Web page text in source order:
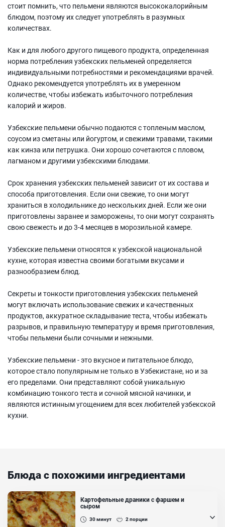
стоит помнить, что пельмени являются высококалорийным
блюдом, поэтому их следует употреблять в разумных
количествах.
Как и для любого другого пищевого продукта, определенная
норма потребления узбекских пельменей определяется
индивидуальными потребностями и рекомендациями врачей.
Однако рекомендуется употреблять их в умеренном
количестве, чтобы избежать избыточного потребления
калорий и жиров.
Узбекские пельмени обычно подаются с топленым маслом,
соусом из сметаны или йогуртом, и свежими травами, такими
как кинза или петрушка. Они хорошо сочетаются с пловом,
лагманом и другими узбекскими блюдами.
Срок хранения узбекских пельменей зависит от их состава и
способа приготовления. Если они свежие, то они могут
храниться в холодильнике до нескольких дней. Если же они
приготовлены заранее и заморожены, то они могут сохранять
свою свежесть и до 3-4 месяцев в морозильной камере.
Узбекские пельмени относятся к узбекской национальной
кухне, которая известна своими богатыми вкусами и
разнообразием блюд.
Секреты и тонкости приготовления узбекских пельменей
могут включать использование свежих и качественных
продуктов, аккуратное складывание теста, чтобы избежать
разрывов, и правильную температуру и время приготовления,
чтобы пельмени были сочными и нежными.
Узбекские пельмени - это вкусное и питательное блюдо,
которое стало популярным не только в Узбекистане, но и за
его пределами. Они представляют собой уникальную
комбинацию тонкого теста и сочной мясной начинки, и
являются истинным угощением для всех любителей узбекской
кухни.
Блюда с похожими ингредиентами
Картофельные драники с фаршем и
сыром
30минут 2порции